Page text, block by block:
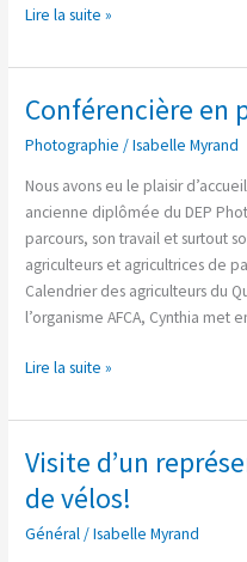
Lire la suite »
Conférencière en
Photographie /Isabelle Myrand
Nous avons eu le plaisir
ancienne diplômée du DEP
parcours, son travail et surtout
agriculteurs et agricultrices de
Calendrier des agriculteurs du
l’organisme AFCA, Cynthia met
Conférencière
photographie
Lire la suite »
Visite d’un
de vélos!
Général/Isabelle Myrand
Visite
représentant
en